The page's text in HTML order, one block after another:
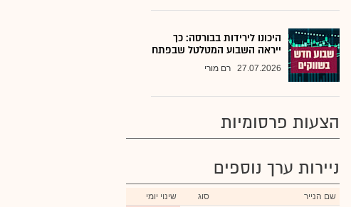
היכונו לירידות בבורסה: כך
ייראה השבוע המטלטל שבפתח
27.07.2026 רם מורי
הצעות פרסומיות
ניירות ערך נוספים
שם הנייר סוג שינוי יומי